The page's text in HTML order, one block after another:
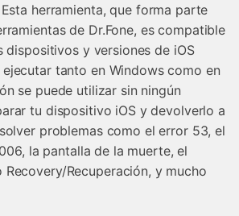
Esta herramienta, que forma parte
de Dr.Fone, es compatible
dispositivos y versiones de iOS
ejecutar tanto en Windows como en
se puede utilizar sin ningún
tu dispositivo iOS y devolverlo a
problemas como el error 53, el
la pantalla de la muerte, el
Recuperación, y mucho